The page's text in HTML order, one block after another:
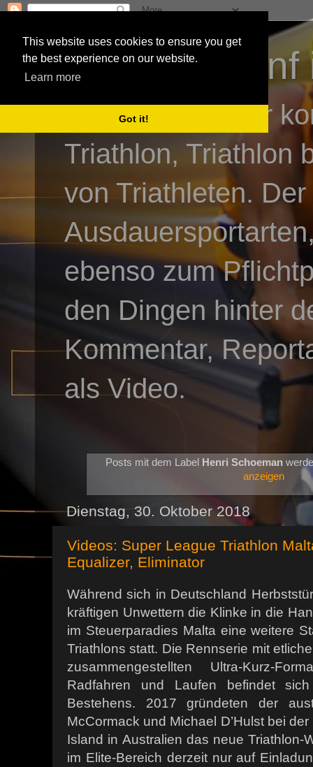
This website uses cookies to ensure you get
the best experience on our website.
Learn more
Got it!
3athlon - #dnf
Kai Baumgartner
Triathlon, Triathlon
von Triathleten.
ebenso zum
den Dingen hinter
Kommentar,
als Video.
Posts mit dem Label Henri Schoeman
anzeigen
Dienstag, 30. Oktober 2018
Videos: Super League Triathlon
Equalizer, Eliminator
Während sich in Deutschland
kräftigen Unwettern die Klinke in die
im Steuerparadies Malta eine weitere
Triathlons statt. Die Rennserie mit
zusammengestellten Ultra-Kurz-
Radfahren und Laufen befindet
Bestehens. 2017 gründeten der
McCormack und Michael D’Hulst bei
Island in Australien das neue Triathlon-
im Elite-Bereich derzeit nur auf